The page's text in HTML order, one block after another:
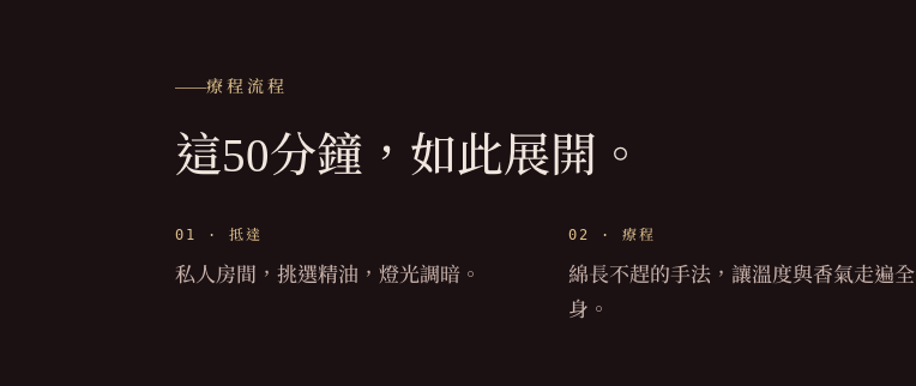
療程流程
這50分鐘， 如此展開。
01 · 抵達
私人房間，挑選精油，燈光調暗。
02 · 療程
綿長不趕的手法，讓溫度與香氣走遍全
身。